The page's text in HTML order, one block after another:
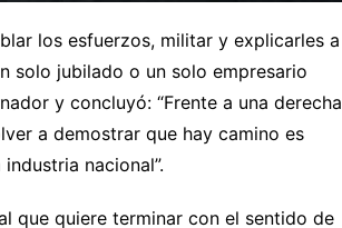
los esfuerzos, militar y explicarles a
solo jubilado o un solo empresario
y concluyó: “Frente a una derecha
a demostrar que hay camino es
nacional”.
que quiere terminar con el sentido de